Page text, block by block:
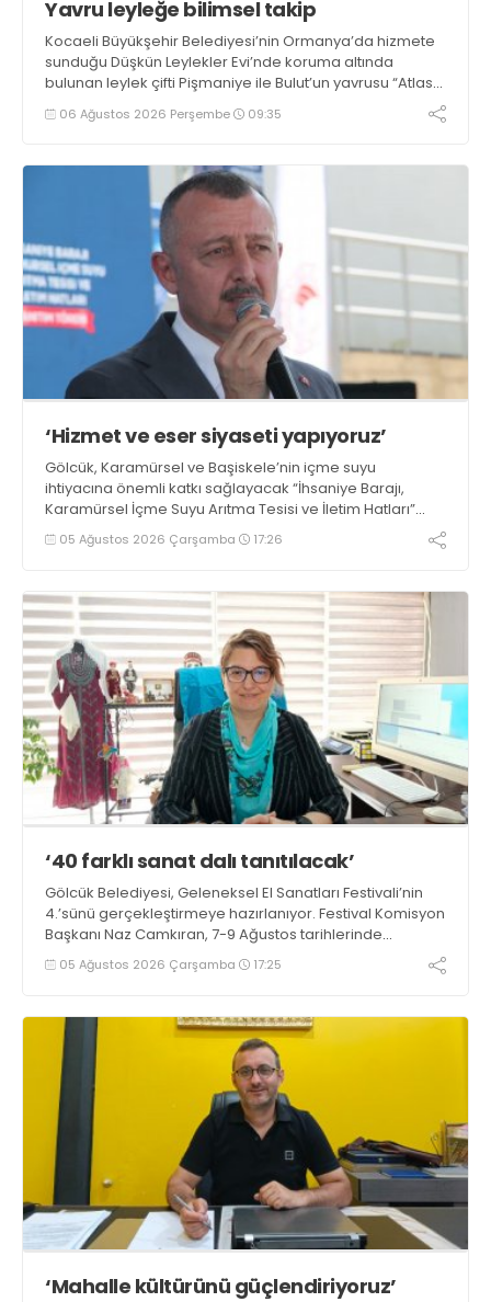
Yavru leyleğe bilimsel takip
Kocaeli Büyükşehir Belediyesi’nin Ormanya’da hizmete
sunduğu Düşkün Leylekler Evi’nde koruma altında
bulunan leylek çifti Pişmaniye ile Bulut’un yavrusu “Atlas”,
Büyükşehir’in yaban hayatını koruma çalışmalarının yeni
simgesi oldu
06 Ağustos 2026 Perşembe 09:35
‘Hizmet ve eser siyaseti yapıyoruz’
Gölcük, Karamürsel ve Başiskele’nin içme suyu
ihtiyacına önemli katkı sağlayacak “İhsaniye Barajı,
Karamürsel İçme Suyu Arıtma Tesisi ve İletim Hatları”
projesinin tanıtım töreninde konuşan Büyükşehir
Belediye Başkanı Tahir Büyükakın, “Hizmet ve eser
05 Ağustos 2026 Çarşamba 17:26
‘40 farklı sanat dalı tanıtılacak’
Gölcük Belediyesi, Geleneksel El Sanatları Festivali’nin
4.’sünü gerçekleştirmeye hazırlanıyor. Festival Komisyon
Başkanı Naz Camkıran, 7-9 Ağustos tarihlerinde
gerçekleşecek organizasyon hakkında yaptığı
açıklamada, “Yaklaşık 40 farklı sanat dalı tanıtılacak”
05 Ağustos 2026 Çarşamba 17:25
‘Mahalle kültürünü güçlendiriyoruz’